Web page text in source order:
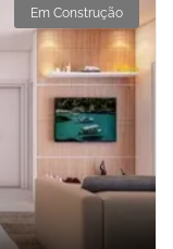
Em Construção